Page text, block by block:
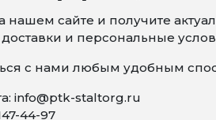
нашем сайте и получите
и персональные
с нами любым удобным
info@ptk-staltorg.ru
44-97